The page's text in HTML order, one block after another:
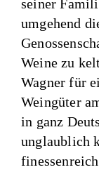
seiner
umgehend
Weine zu
Wagner für
Weingüter
in ganz
unglaublich